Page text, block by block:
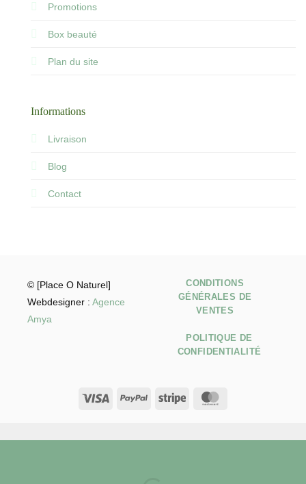
Promotions
Box beauté
Plan du site
Informations
Livraison
Blog
Contact
© [Place O Naturel]
Webdesigner : Agence
Amya
CONDITIONS
GÉNÉRALES DE
VENTES
POLITIQUE DE
CONFIDENTIALITÉ